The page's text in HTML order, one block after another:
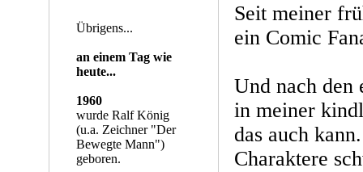
Übrigens...
an einem Tag wie
heute...
1960
wurde Ralf König
(u.a. Zeichner "Der
Bewegte Mann")
geboren.
Seit meiner
ein Comic
Und nach den
in meiner
das auch
Charaktere